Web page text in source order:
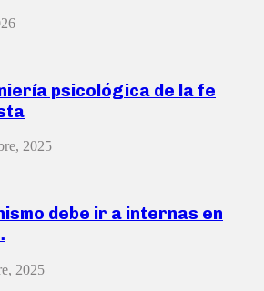
psicológica de la fe
2025
debe ir a internas en
2025